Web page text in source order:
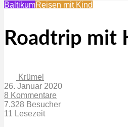
BaltikumReisen mit Kind
Roadtrip mit
Krümel
26. Januar 2020
8 Kommentare
7.328 Besucher
11 Lesezeit